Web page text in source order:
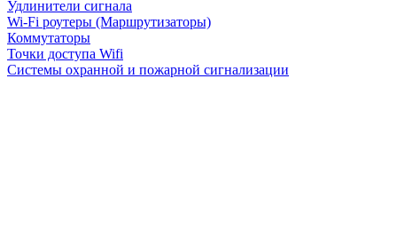
Удлинители сигнала
Wi-Fi роутеры (Маршрутизаторы)
Коммутаторы
Точки доступа Wifi
Системы охранной и пожарной сигнализации